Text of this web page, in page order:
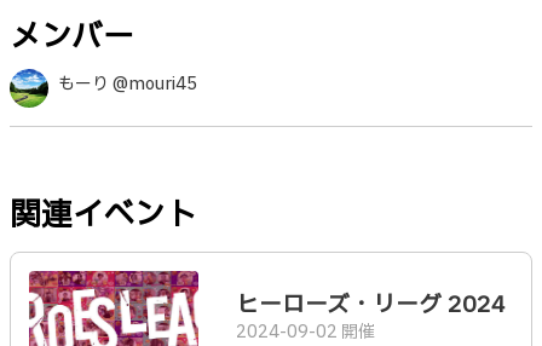
メンバー
もーり @mouri45
関連イベント
ヒーローズ・リーグ 2024
2024-09-02 開催